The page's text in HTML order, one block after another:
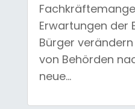
Erwartungen der
Bürger
von Behörden
neue...